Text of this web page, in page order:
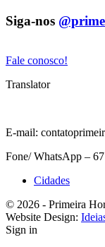
Siga-nos
Fale conosco!
Translator
E-mail:
Fone/ WhatsApp –
Cidades
© 2026 - Primeira
Website Design:
Sign in